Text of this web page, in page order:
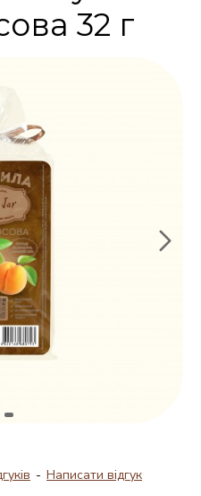
32 г
- Написати відгук